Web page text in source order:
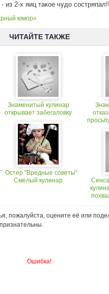
2-х яиц такое чудо состряпал!!
юмор»
ЧИТАЙТЕ ТАКЖЕ
Знаменитый кулинар
открывает забегаловку
Г. Остер "Вредные советы"
Смелый кулинар
пожалуйста, оцените её или
Ошибка!